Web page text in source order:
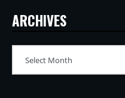
ARCHIVES